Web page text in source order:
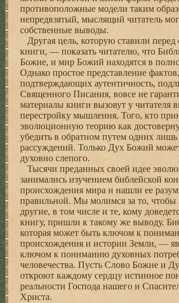
противоположные модели таким
непредвзятый, мыслящий читатель мог
собственные выводы.
Другая цель, которую ставили перед
книги, — показать читателю, что
Божие, и мир Божий находятся в
Однако простое представление фактов,
подтверждающих аутентичность,
Священного Писания, вовсе не
материалы книги вызовут у читателя
перестройку мышления. Того, кто
эволюционную теорию как
убедить в обратном путем одних
рассуждений. Только Дух Божий может
духовно слепого.
Тысячи преданных своей идее
занимались изучением библейской
происхождения мира и нашли ее
правильной. Мы молимся за то, чтобы
другие, в том числе и те, кому
книгу, пришли к такому же выводу.
которая может быть ключом к
происхождения и истории Земли, —
ключом к пониманию духовных
человечества. Пусть Слово Божие и
откроют каждому сердцу истинное
реальности Господа нашего и
Христа.